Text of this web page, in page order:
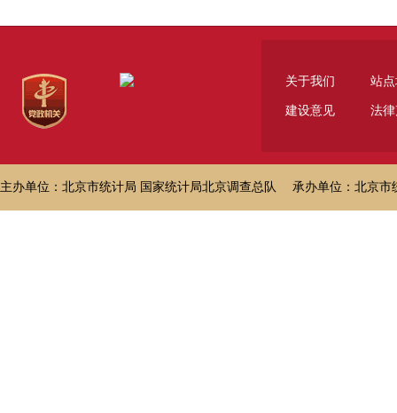
关于我们 站
建设意见 法
主办单位：北京市统计局 国家统计局北京调查总队 承办单位：北京市